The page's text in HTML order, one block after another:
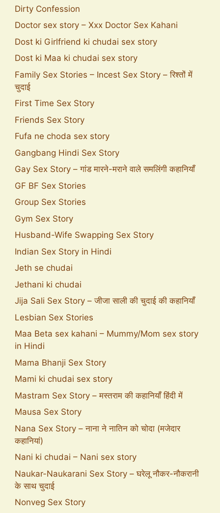
Dirty Confession
Doctor sex story – Xxx Doctor Sex Kahani
Dost ki Girlfriend ki chudai sex story
Dost ki Maa ki chudai sex story
Family Sex Stories – Incest Sex Story – रिश्तों में
चुदाई
First Time Sex Story
Friends Sex Story
Fufa ne choda sex story
Gangbang Hindi Sex Story
Gay Sex Story – गांड मारने-मराने वाले समलिंगी कहानियाँ
GF BF Sex Stories
Group Sex Stories
Gym Sex Story
Husband-Wife Swapping Sex Story
Indian Sex Story in Hindi
Jeth se chudai
Jethani ki chudai
Jija Sali Sex Story – जीजा साली की चुदाई की कहानियाँ
Lesbian Sex Stories
Maa Beta sex kahani – Mummy/Mom sex story
in Hindi
Mama Bhanji Sex Story
Mami ki chudai sex story
Mastram Sex Story – मस्तराम की कहानियाँ हिंदी में
Mausa Sex Story
Nana Sex Story – नाना ने नातिन को चोदा (मजेदार
कहानियां)
Nani ki chudai – Nani sex story
Naukar-Naukarani Sex Story – घरेलू नौकर-नौकरानी
के साथ चुदाई
Nonveg Sex Story